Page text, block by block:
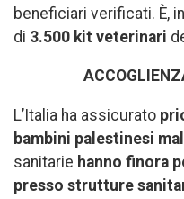
beneficiari verificati. È,
di 3.500 kit veterinari
L’Italia ha assicurato
bambini palestinesi
sanitarie hanno finora
presso strutture